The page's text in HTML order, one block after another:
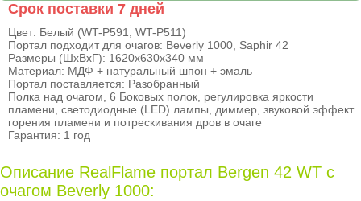
Срок поставки 7 дней
Цвет: Белый (WT-P591, WT-P511)
Портал подходит для очагов: Beverly 1000, Saphir 42
Размеры (ШхВхГ): 1620х630х340 мм
Материал: МДФ + натуральный шпон + эмаль
Портал поставляется: Разобранный
Полка над очагом, 6 Боковых полок, регулировка яркости
пламени, светодиодные (LED) лампы, диммер, звуковой эффект
горения пламени и потрескивания дров в очаге
Гарантия: 1 год
Описание RealFlame портал Bergen 42 WT с
очагом Beverly 1000: